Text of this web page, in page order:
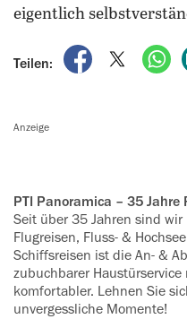
eigentlich
Teilen:
auf Facebook
auf X
Anzeige
PTI Panoramica – 35 Jahre
Seit über 35 Jahren sind
Flugreisen, Fluss- &
Schiffsreisen ist die An- &
zubuchbarer Haustürservice
komfortabler. Lehnen Sie
unvergessliche Mo‍mente!